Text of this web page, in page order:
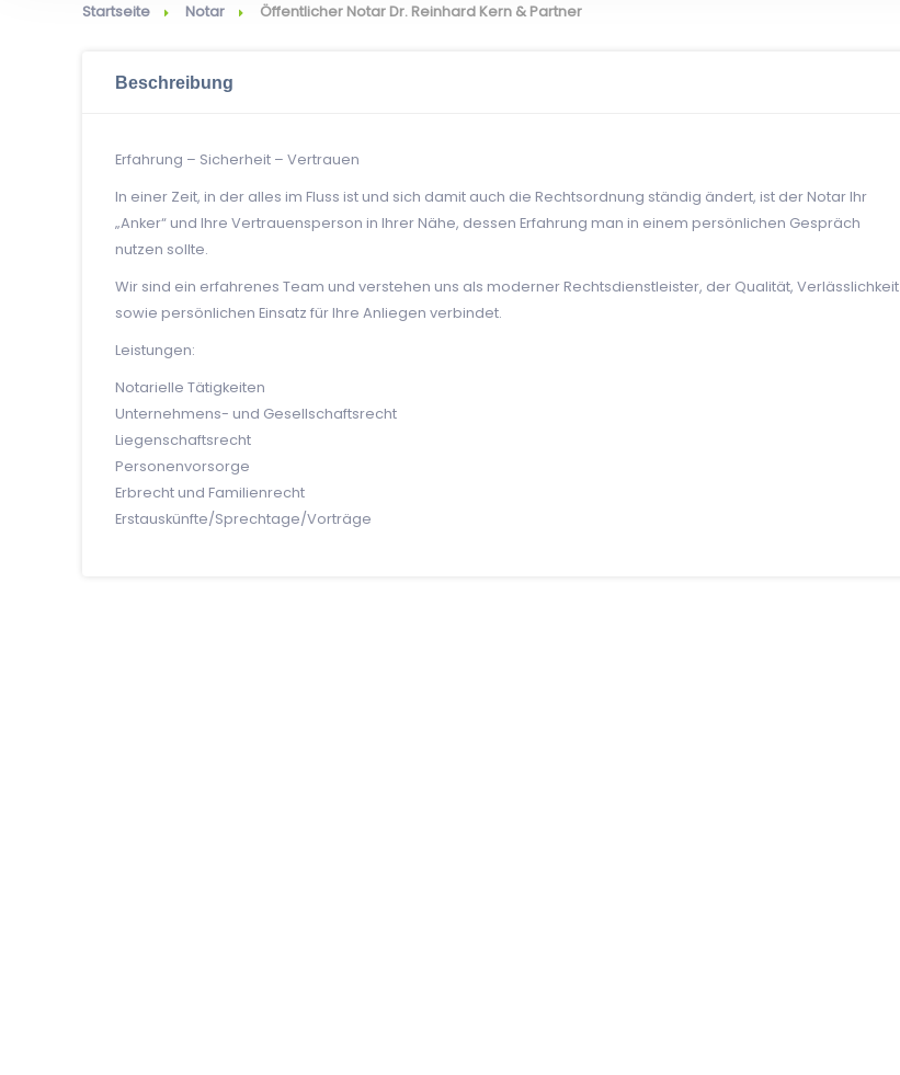
Startseite Notar Öffentlicher Notar Dr. Reinhard Kern & Partner
Beschreibung
Erfahrung – Sicherheit – Vertrauen
In einer Zeit, in der alles im Fluss ist und sich damit auch die Rechtsordnung ständig ändert, ist der Notar Ihr
„Anker“ und Ihre Vertrauensperson in Ihrer Nähe, dessen Erfahrung man in einem persönlichen Gespräch
nutzen sollte.
Wir sind ein erfahrenes Team und verstehen uns als moderner Rechtsdienstleister, der Qualität, Verlässlichkeit
sowie persönlichen Einsatz für Ihre Anliegen verbindet.
Leistungen:
Notarielle Tätigkeiten
Unternehmens- und Gesellschaftsrecht
Liegenschaftsrecht
Personenvorsorge
Erbrecht und Familienrecht
Erstauskünfte/Sprechtage/Vorträge